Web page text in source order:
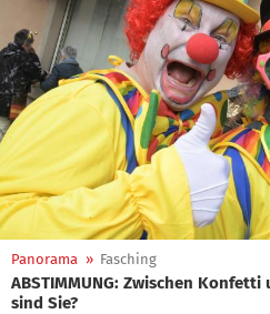
Panorama » Fasching
ABSTIMMUNG: Zwischen
sind Sie?